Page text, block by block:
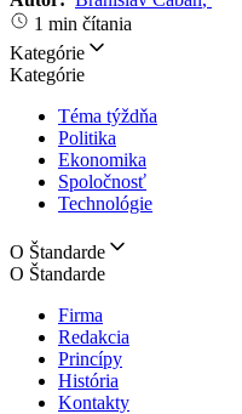
1 min čítania
Kategórie
Kategórie
Téma týždňa
Politika
Ekonomika
Spoločnosť
Technológie
O Štandarde
O Štandarde
Firma
Redakcia
Princípy
História
Kontakty